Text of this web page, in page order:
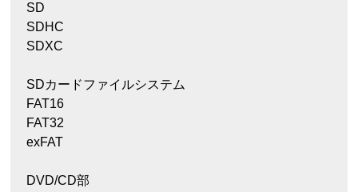
SD
SDHC
SDXC
SDカードファイルシステム
FAT16
FAT32
exFAT
DVD/CD部